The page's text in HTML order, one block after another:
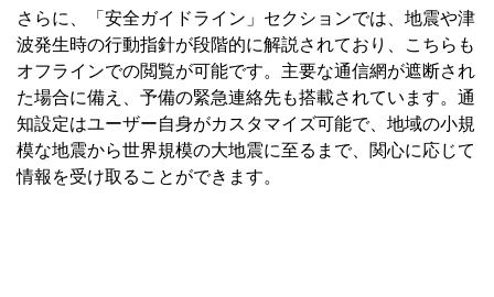
さらに、「安全ガイドライン」セクションでは、地震や津
波発生時の行動指針が段階的に解説されており、こちらも
オフラインでの閲覧が可能です。主要な通信網が遮断され
た場合に備え、予備の緊急連絡先も搭載されています。通
知設定はユーザー自身がカスタマイズ可能で、地域の小規
模な地震から世界規模の大地震に至るまで、関心に応じて
情報を受け取ることができます。